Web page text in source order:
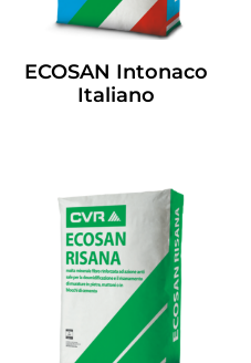
ECOSAN Intonaco
Italiano